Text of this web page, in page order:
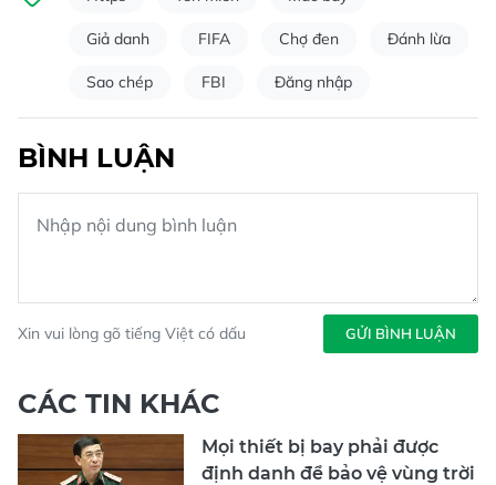
Giả danh FIFA Chợ đen Đánh lừa
Sao chép FBI Đăng nhập
BÌNH LUẬN
Xin vui lòng gõ tiếng Việt có dấu GỬI BÌNH LUẬN
CÁC TIN KHÁC
Mọi thiết bị bay phải được
định danh để bảo vệ vùng trời